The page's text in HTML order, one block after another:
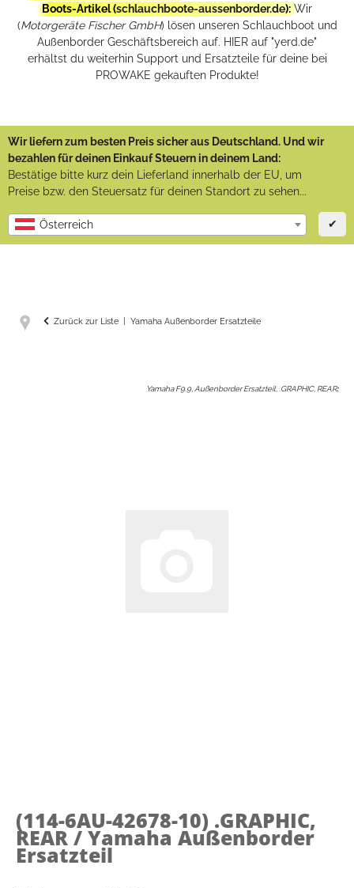
Boots-Artikel (schlauchboote-aussenborder.de): Wir
(Motorgeräte Fischer GmbH) lösen unseren Schlauchboot und
Außenborder Geschäftsbereich auf. HIER auf "yerd.de"
erhältst du weiterhin Support und Ersatzteile für deine bei
PROWAKE gekauften Produkte!
Wir liefern zum besten Preis sicher aus Deutschland. Und wir
bezahlen für deinen Einkauf Steuern in deinem Land:
Bestätige bitte kurz dein Lieferland innerhalb der EU, um
Preise bzw. den Steuersatz für deinen Standort zu sehen...
Österreich ✔
Zurück zur Liste Yamaha Außenborder Ersatzteile
Yamaha F9.9, Außenborder Ersatzteil, .GRAPHIC, REAR:
(114-6AU-42678-10) .GRAPHIC,
REAR / Yamaha Außenborder
Ersatzteil